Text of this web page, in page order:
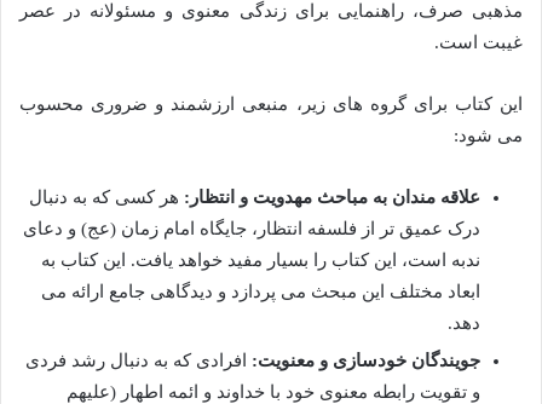
مذهبی صرف، راهنمایی برای زندگی معنوی و مسئولانه در عصر
غیبت است.
این کتاب برای گروه های زیر، منبعی ارزشمند و ضروری محسوب
می شود:
علاقه مندان به مباحث مهدویت و انتظار: هر کسی که به دنبال
درک عمیق تر از فلسفه انتظار، جایگاه امام زمان (عج) و دعای
ندبه است، این کتاب را بسیار مفید خواهد یافت. این کتاب به
ابعاد مختلف این مبحث می پردازد و دیدگاهی جامع ارائه می
دهد.
جویندگان خودسازی و معنویت: افرادی که به دنبال رشد فردی
و تقویت رابطه معنوی خود با خداوند و ائمه اطهار (علیهم